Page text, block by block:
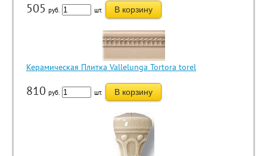
505 руб. шт. В корзину
Керамическая Плитка Vallelunga Tortora torel
810 руб. шт. В корзину